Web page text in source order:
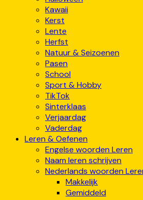
Kawaii
Kerst
Lente
Herfst
Natuur & Seizoenen
Pasen
School
Sport & Hobby
TikTok
Sinterklaas
Verjaardag
Vaderdag
Leren & Oefenen
Engelse woorden Leren
Naam leren schrijven
Nederlands woorden
Makkelijk
Gemiddeld